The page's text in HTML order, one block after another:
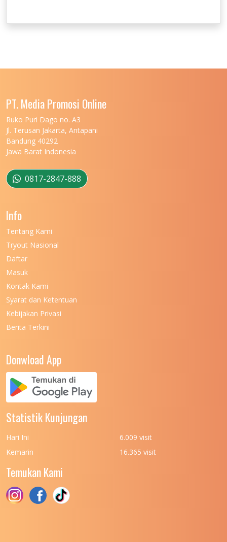
UNIVERSITAS JEMBER
UNIVERSITAS MALIKUSSALEH
UNIVERSITAS MARITIM RAJA ALI HAJI
UNIVERSITAS MATARAM
UNIVERSITAS MULAWARMAN
UNIVERSITAS MUSAMUS
UNIVERSITAS NEGERI KHAIRUN
UNIVERSITAS NEGERI MANADO
UNIVERSITAS NEGERI MEDAN
UNIVERSITAS NEGERI PADANG
UNIVERSITAS NUSA CENDANA
UNIVERSITAS PADJADJARAN
UNIVERSITAS PATTIMURA
(UPN) VETERAN JAKARTA
UNIVERSITAS PEMBANGUNAN NASIONAL
(UPN) VETERAN JAWA TIMUR
UNIVERSITAS PEMBANGUNAN NASIONAL
PT. Media Promosi Online
Ruko Puri Dago no. A3
Jl. Terusan Jakarta, Antapani
Bandung 40292
Jawa Barat Indonesia
0817-2847-888
Info
Tentang Kami
Tryout Nasional
Daftar
Masuk
Kontak Kami
Syarat dan Ketentuan
Kebijakan Privasi
Berita Terkini
Donwload App
Statistik Kunjungan
Hari Ini
6.009 visit
Kemarin
16.365 visit
Temukan Kami